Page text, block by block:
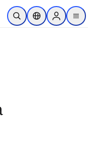
au contenu principal
Ouvrir la recherche
Sélecteur de
Sign in to
menu